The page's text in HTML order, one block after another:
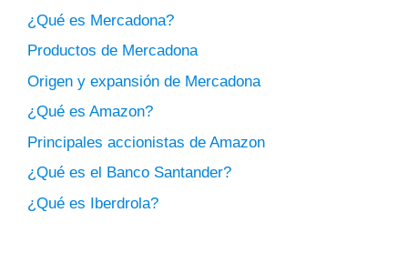
¿Qué es Mercadona?
Productos de Mercadona
Origen y expansión de Mercadona
¿Qué es Amazon?
Principales accionistas de Amazon
¿Qué es el Banco Santander?
¿Qué es Iberdrola?